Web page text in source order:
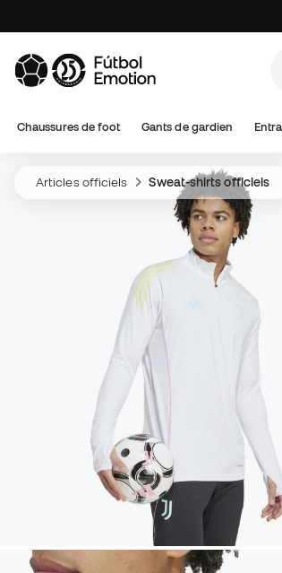
Chaussures de foot Gants de gardien
Articles officiels Sweat-shirts officiels